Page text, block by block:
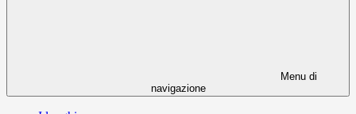
Menu di
navigazione